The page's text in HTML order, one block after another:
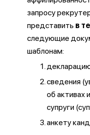
запросу
представить в
следующие
шаблонам:
сведения
об активах
супруги
анкету